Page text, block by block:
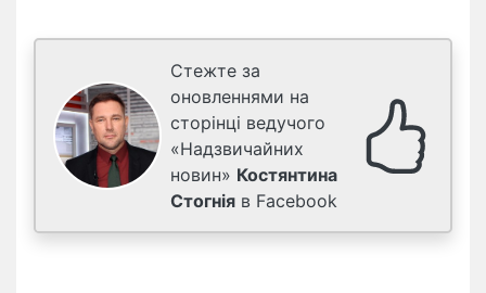
Стежте за
оновленнями на
сторінці ведучого
«Надзвичайних
новин» Костянтина
Стогнія в Facebook